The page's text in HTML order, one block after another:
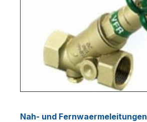
Nah- und Fernwaermeleitungen